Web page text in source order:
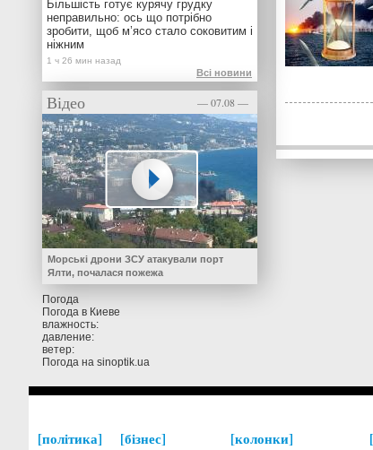
Більшість готує курячу грудку
неправильно: ось що потрібно
зробити, щоб м’ясо стало соковитим і
ніжним
Всі новини
Відео — 07.08 —
Морські дрони ЗСУ атакували порт
Ялти, почалася пожежа
Погода
Погода в Киеве
влажность:
давление:
ветер:
Погода на sinoptik.ua
політика бізнес колонки